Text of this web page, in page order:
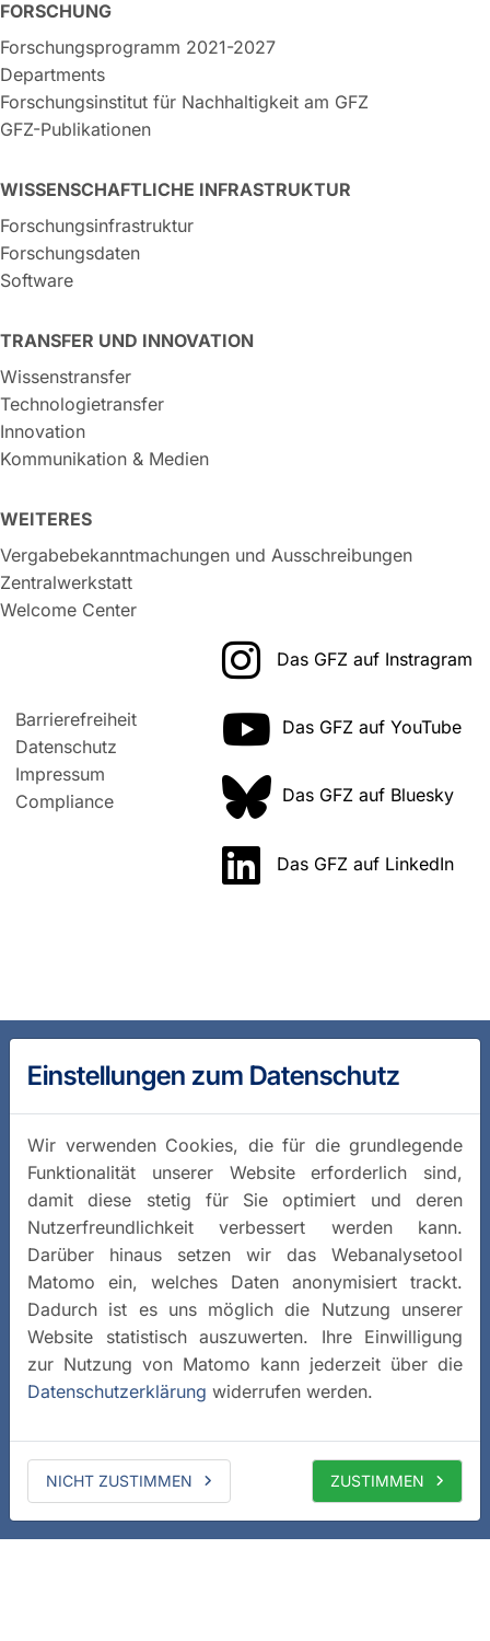
FORSCHUNG
Forschungsprogramm 2021-2027
Departments
Forschungsinstitut für Nachhaltigkeit am GFZ
GFZ-Publikationen
WISSENSCHAFTLICHE INFRASTRUKTUR
Forschungsinfrastruktur
Forschungsdaten
Software
TRANSFER UND INNOVATION
Wissenstransfer
Technologietransfer
Innovation
Kommunikation & Medien
WEITERES
Vergabebekanntmachungen und Ausschreibungen
Zentralwerkstatt
Welcome Center
Barrierefreiheit
Datenschutz
Impressum
Compliance
Das GFZ auf Instragram
Das GFZ auf YouTube
Das GFZ auf Bluesky
Das GFZ auf LinkedIn
Einstellungen zum Datenschutz
Wir verwenden Cookies, die für die grundlegende
Funktionalität unserer Website erforderlich sind,
damit diese stetig für Sie optimiert und deren
Nutzerfreundlichkeit verbessert werden kann.
Darüber hinaus setzen wir das Webanalysetool
Matomo ein, welches Daten anonymisiert trackt.
Dadurch ist es uns möglich die Nutzung unserer
Website statistisch auszuwerten. Ihre Einwilligung
zur Nutzung von Matomo kann jederzeit über die
Datenschutzerklärung widerrufen werden.
NICHT ZUSTIMMEN ZUSTIMMEN